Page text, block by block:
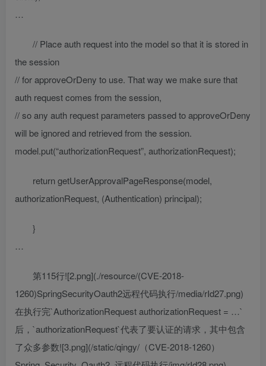
…
// Place auth request into the model so that it is stored in
the session
// for approveOrDeny to use. That way we make sure that
auth request comes from the session,
// so any auth request parameters passed to approveOrDeny
will be ignored and retrieved from the session.
model.put(“authorizationRequest”, authorizationRequest);
return getUserApprovalPageResponse(model,
authorizationRequest, (Authentication) principal);
}
…
第115行![2.png](./resource/(CVE-2018-
1260)SpringSecurityOauth2远程代码执行/media/rId27.png)
在执行完`AuthorizationRequest authorizationRequest = …`
后，`authorizationRequest`代表了要认证的请求，其中包含
了众多参数![3.png](/static/qingy/（CVE-2018-1260）